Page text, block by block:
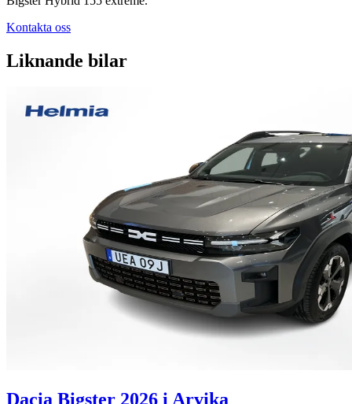
Kontakta oss
Liknande bilar
Dacia Bigster 2026 i Arvika